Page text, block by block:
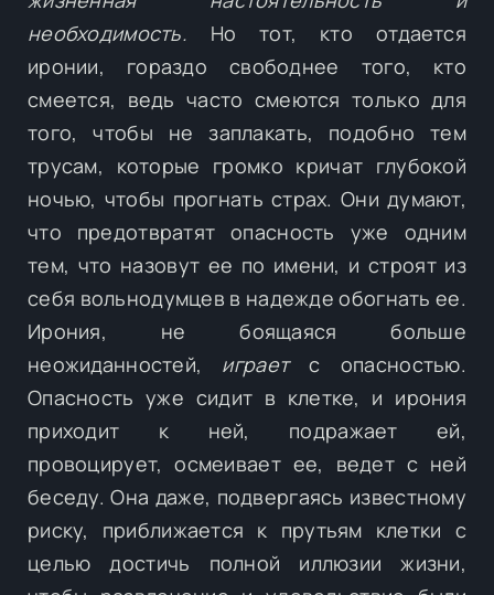
необходимость. Но тот, кто отдается
иронии, гораздо свободнее того, кто
смеется, ведь часто смеются только для
того, чтобы не заплакать, подобно тем
трусам, которые громко кричат глубокой
ночью, чтобы прогнать страх. Они думают,
что предотвратят опасность уже одним
тем, что назовут ее по имени, и строят из
себя вольнодумцев в надежде обогнать ее.
Ирония, не боящаяся больше
неожиданностей, играетс опасностью.
Опасность уже сидит в клетке, и ирония
приходит к ней, подражает ей,
провоцирует, осмеивает ее, ведет с ней
беседу. Она даже, подвергаясь известному
риску, приближается к прутьям клетки с
целью достичь полной иллюзии жизни,